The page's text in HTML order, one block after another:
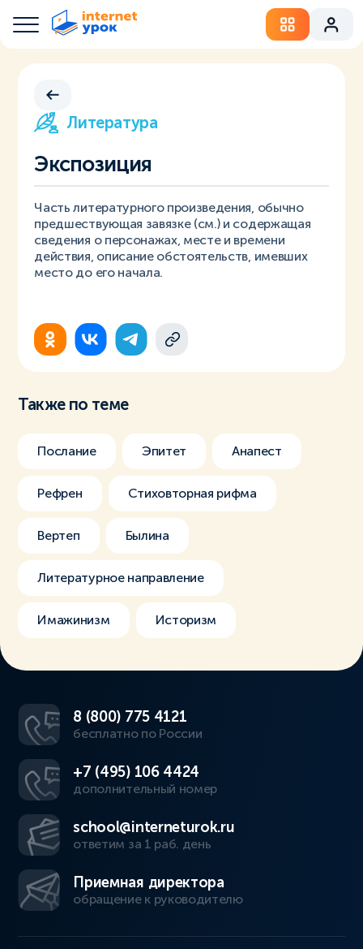
Литература
Экспозиция
Часть литературного произведения, обычно
предшествующая завязке (см.) и содержащая
сведения о персонажах, месте и времени
действия, описание обстоятельств, имевших
место до его начала.
Также по теме
Послание Эпитет Анапест
Рефрен Стиховторная рифма
Вертеп Былина
Литературное направление
Имажинизм Историзм
8 (800) 775 4121
бесплатно по России
+7 (495) 106 4424
дополнительный номер
school@interneturok.ru
ответим за 1 раб. день
Приемная директора
обращение к руководителю